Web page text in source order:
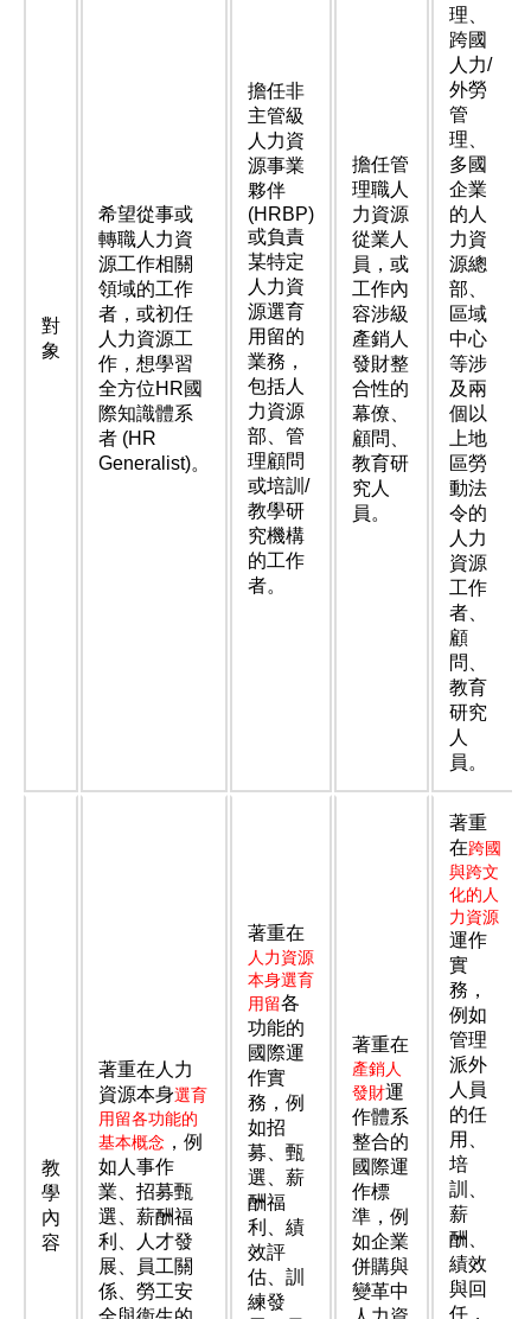
對
象
希望從事或
轉職人力資
源工作相關
領域的工作
者，或初任
人力資源工
作，想學習
全方位HR國
際知識體系
者 (HR
Generalist)。
擔任非
主管級
人力資
源事業
夥伴
(HRBP)
或負責
某特定
人力資
源選育
用留的
業務，
包括人
力資源
部、管
理顧問
或培訓/
教學研
究機構
的工作
者。
擔任管
理職人
力資源
從業人
員，或
工作內
容涉級
產銷人
發財整
合性的
幕僚、
顧問、
教育研
究人
員。
理、
跨國
人力/
外勞
管
理、
多國
企業
的人
力資
源總
部、
區域
中心
等涉
及兩
個以
上地
區勞
動法
令的
人力
資源
工作
者、
顧
問、
教育
研究
人
員。
教
學
內
容
著重在人力
資源本身選育
用留各功能的
基本概念，例
如人事作
業、招募甄
選、薪酬福
利、人才發
展、員工關
係、勞工安
著重在
人力資源
本身選育
用留各
功能的
國際運
作實
務，例
如招
募、甄
選、薪
酬福
利、績
效評
估、訓
練發
著重在
產銷人
發財運
作體系
整合的
國際運
作標
準，例
如企業
併購與
變革中
著重
在跨國
與跨文
化的人
力資源
運作
實
務，
例如
管理
派外
人員
的任
用、
培
訓、
薪
酬、
績效
與回
任，